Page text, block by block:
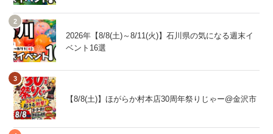
2026年【8/8(土)～8/11(火)】石川県の気になる週末イ
ベント16選
【8/8(土)】ほがらか村本店30周年祭りじゃー@金沢市